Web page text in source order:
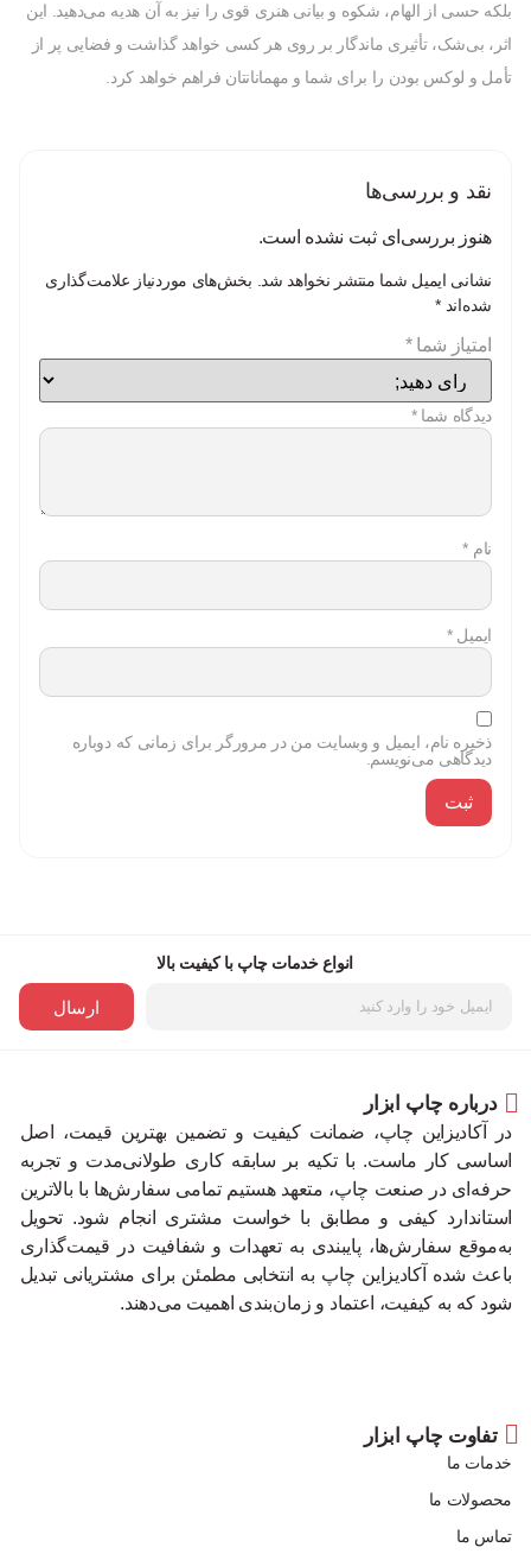
بلکه حسی از الهام، شکوه و بیانی هنری قوی را نیز به آن هدیه می‌دهید. این
اثر، بی‌شک، تأثیری ماندگار بر روی هر کسی خواهد گذاشت و فضایی پر از
تأمل و لوکس بودن را برای شما و مهمانانتان فراهم خواهد کرد.
نقد و بررسی‌ها
هنوز بررسی‌ای ثبت نشده است.
نشانی ایمیل شما منتشر نخواهد شد.
بخش‌های موردنیاز علامت‌گذاری
شده‌اند *
امتیاز شما*
دیدگاه شما*
نام *
ایمیل*
ذخیره نام، ایمیل و وبسایت من در مرورگر برای زمانی که دوباره
دیدگاهی می‌نویسم.
انواع خدمات چاپ با کیفیت بالا
ارسال
درباره چاپ ابزار
در آکادیزاین چاپ، ضمانت کیفیت و تضمین بهترین قیمت، اصل
اساسی کار ماست. با تکیه بر سابقه کاری طولانی‌مدت و تجربه
حرفه‌ای در صنعت چاپ، متعهد هستیم تمامی سفارش‌ها با بالاترین
استاندارد کیفی و مطابق با خواست مشتری انجام شود. تحویل
به‌موقع سفارش‌ها، پایبندی به تعهدات و شفافیت در قیمت‌گذاری
باعث شده آکادیزاین چاپ به انتخابی مطمئن برای مشتریانی تبدیل
شود که به کیفیت، اعتماد و زمان‌بندی اهمیت می‌دهند.
تفاوت چاپ ابزار
خدمات ما
محصولات ما
تماس ما